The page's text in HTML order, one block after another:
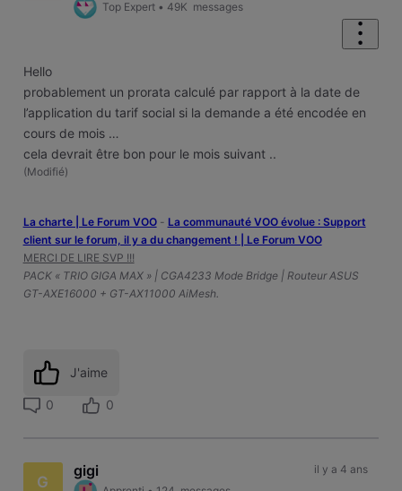
Top Expert • 49K messages
Hello
probablement un prorata calculé par rapport à la date de
l’application du tarif social si la demande a été encodée en
cours de mois …
cela devrait être bon pour le mois suivant ..
(Modifié)
La charte | Le Forum VOO- ‎La communauté VOO évolue : Support
client sur le forum, il y a du changement ! | Le Forum VOO
MERCI DE LIRE SVP !!!
PACK « TRIO GIGA MAX » | CGA4233 Mode Bridge | Routeur ASUS
GT-AXE16000 + GT-AX11000 AiMesh.
J'aime
0 0
G
gigi il y a 4 ans